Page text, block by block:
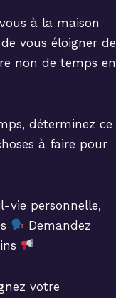
à la maison
vous éloigner de
non de temps en
déterminez ce
à faire pour
vie personnelle,
Demandez
votre